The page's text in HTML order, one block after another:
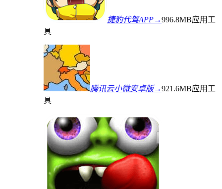
捷豹代驾APP→996.8MB应用工
具
腾讯云小微安卓版→921.6MB应用工
具